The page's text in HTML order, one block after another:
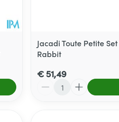
Jacadi Toute Petite
Rabbit
€ 51,49